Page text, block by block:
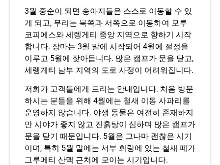
3월 중순이 되면 송아지들은 스스로 이동할 수 있
게 되고, 무리는 북쪽과 서쪽으로 이동하여 모루
코피에스와 세렝게티 중앙 지역으로 향하기 시작
합니다. 장마는 3월 말에 시작되어 4월에 절정을
이루고 5월에 잦아듭니다. 많은 캠프가 문을 닫고,
세렝게티 남부 지역의 도로 사정이 어려워집니다.
저희가 고객들에게 드리는 안내입니다. 처음 방문
하시는 분들을 위해 4월에는 철새 이동 사파리를
운영하지 않습니다. 야생 동물은 여전히 ​​존재하지
만 시야가 좋지 않고 진흙탕이 심하며 많은 캠프가
문을 닫기 때문입니다. 5월은 그나마 괜찮은 시기
이며, 특히 5월 말에는 서부 회랑에 있는 철새 떼가
그루메티 산맥 근처에 모이는 시기입니다.